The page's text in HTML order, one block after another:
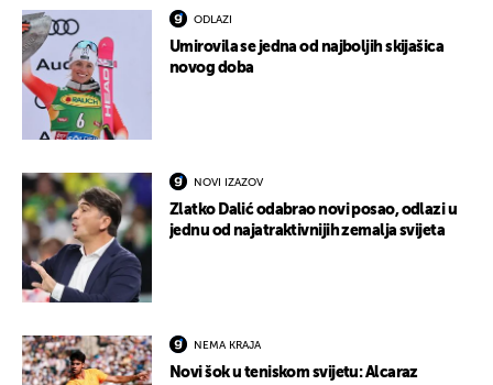
ODLAZI
Umirovila se jedna od najboljih skijašica
novog doba
NOVI IZAZOV
Zlatko Dalić odabrao novi posao, odlazi u
jednu od najatraktivnijih zemalja svijeta
NEMA KRAJA
Novi šok u teniskom svijetu: Alcaraz